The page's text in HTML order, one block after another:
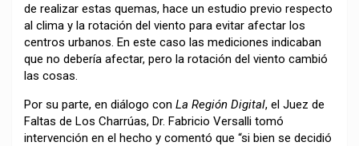
de realizar estas quemas, hace un estudio previo respecto
al clima y la rotación del viento para evitar afectar los
centros urbanos. En este caso las mediciones indicaban
que no debería afectar, pero la rotación del viento cambió
las cosas.
Por su parte, en diálogo con La Región Digital, el Juez de
Faltas de Los Charrúas, Dr. Fabricio Versalli tomó
intervención en el hecho y comentó que “si bien se decidió